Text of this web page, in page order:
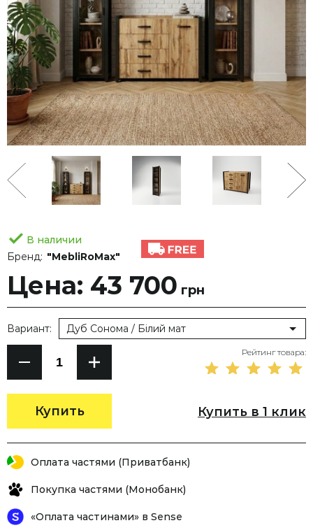
В наличии
Бренд: "MebliRoMax"
Цена: 43 700 грн
Купить
Вариант: Дуб Сонома / Білий мат
Рейтинг товара:
Купить в 1 клик
Оплата частями (Приватбанк)
Покупка частями (Монобанк)
«Оплата частинами» в Sense